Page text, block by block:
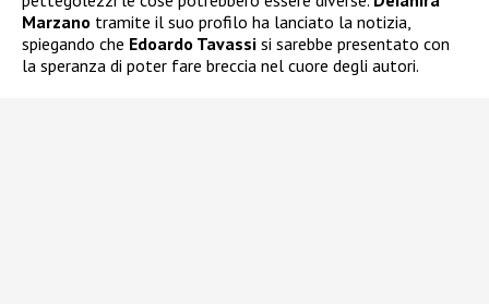
Marzano tramite il suo profilo ha lanciato la notizia,
spiegando che Edoardo Tavassi si sarebbe presentato con
la speranza di poter fare breccia nel cuore degli autori.